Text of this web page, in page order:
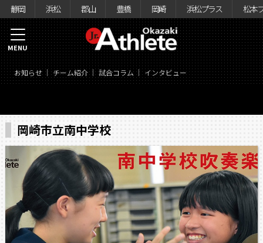
静岡 浜松 郡山 豊橋 岡崎 浜松プラス 松本
お知らせ チーム紹介 試合コラム インタビュー
MENU
岡崎市立南中学校